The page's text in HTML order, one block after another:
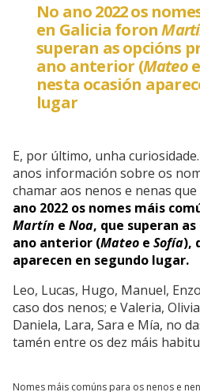
No ano 2022 os
en Galicia foron
superan as opcións
ano anterior (Mateo
nesta ocasión
lugar
E, por último, unha
anos información sobre os
chamar aos nenos e nenas que
ano 2022 os nomes máis
Martín e Noa, que superan
ano anterior (Mateo e Sofía),
aparecen en segundo lugar.
Leo, Lucas, Hugo, Manuel,
caso dos nenos; e Valeria,
Daniela, Lara, Sara e Mía, no
tamén entre os dez máis